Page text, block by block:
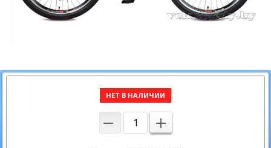
НЕТ В НАЛИЧИИ